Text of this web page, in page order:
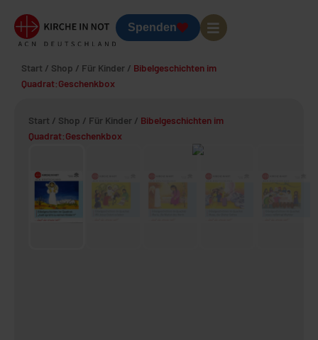
Spenden
Start / Shop / Für Kinder / Bibelgeschichten im
Quadrat:Geschenkbox
Start / Shop / Für Kinder / Bibelgeschichten im
Quadrat:Geschenkbox